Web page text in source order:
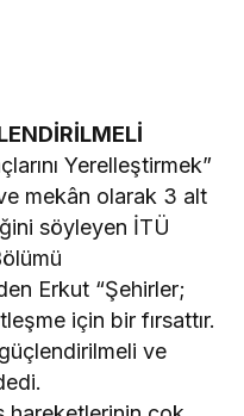
Yerelleştirmek”
mekân olarak 3 alt
söyleyen İTÜ
Erkut “Şehirler;
için bir fırsattır.
ve